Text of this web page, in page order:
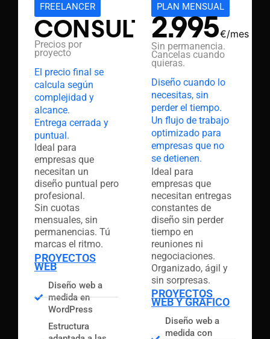
FREELANCER
CONSULTAR
Precios por
proyecto
El precio final se
calcula según
complejidad y
alcance.
Entrega cerrada y
puntual.
Ideal para
empresas que
necesitan un
diseño puntual pero
profesional.
Sin cuotas
mensuales, sin
permanencias. Tú
marcas el ritmo.
PROYECTOS
WEB
Diseño web a
medida en
WordPress
Estructura
PLAN MENSUAL
2.995€/mes
Sin permanencia.
Cancelas cuando
quieras.
Diseño cuando lo
necesitas, sin
perder el tiempo.
Un flujo de trabajo
optimizado para
empresas que no
se detienen.
Ideal para
empresas que
necesitan entregas
constantes de
diseño sin perder
tiempo en
reuniones ni
negociaciones.
Organizado, ágil y
sin sorpresas.
PROYECTOS
WEB Y GRÁFICO
Diseño web a
medida con